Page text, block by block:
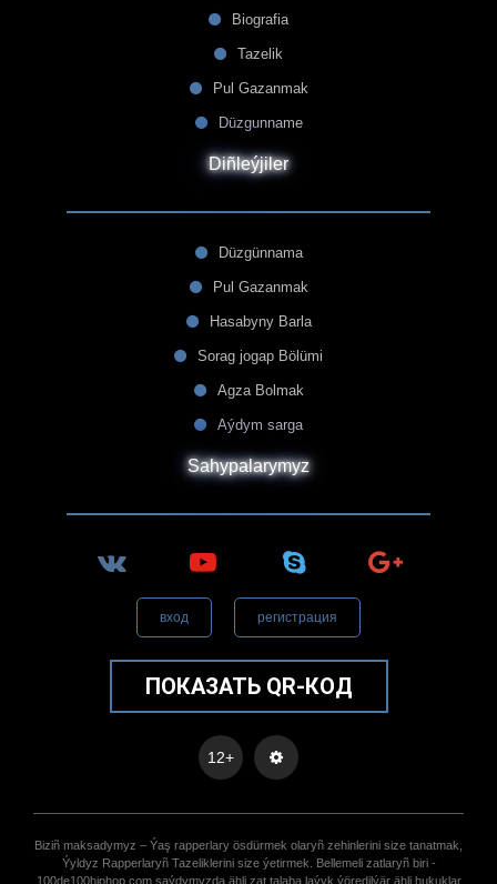
Biografia
Tazelik
Pul Gazanmak
Düzgunname
Diñleýjiler
Düzgünnama
Pul Gazanmak
Hasabyny Barla
Sorag jogap Bölümi
Agza Bolmak
Aýdym sarga
Sahypalarymyz
вход регистрация
ПОКАЗАТЬ QR-КОД
12+
Biziñ maksadymyz – Ýaş rapperlary ösdürmek olaryñ zehinlerini size tanatmak,
Ýyldyz Rapperlaryñ Tazeliklerini size ýetirmek. Bellemeli zatlaryñ biri -
100de100hiphop.com saýdymyzda ähli zat talaba laýyk ýöredilýär ähli hukuklar